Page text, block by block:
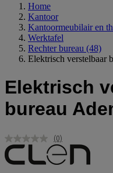
Home
Kantoor
Kantoormeubilair en
Werktafel
Rechter bureau (48)
Elektrisch verstelbaar
Elektrisch
bureau
Geen
scorewaarde.
Dezelfde
(0)